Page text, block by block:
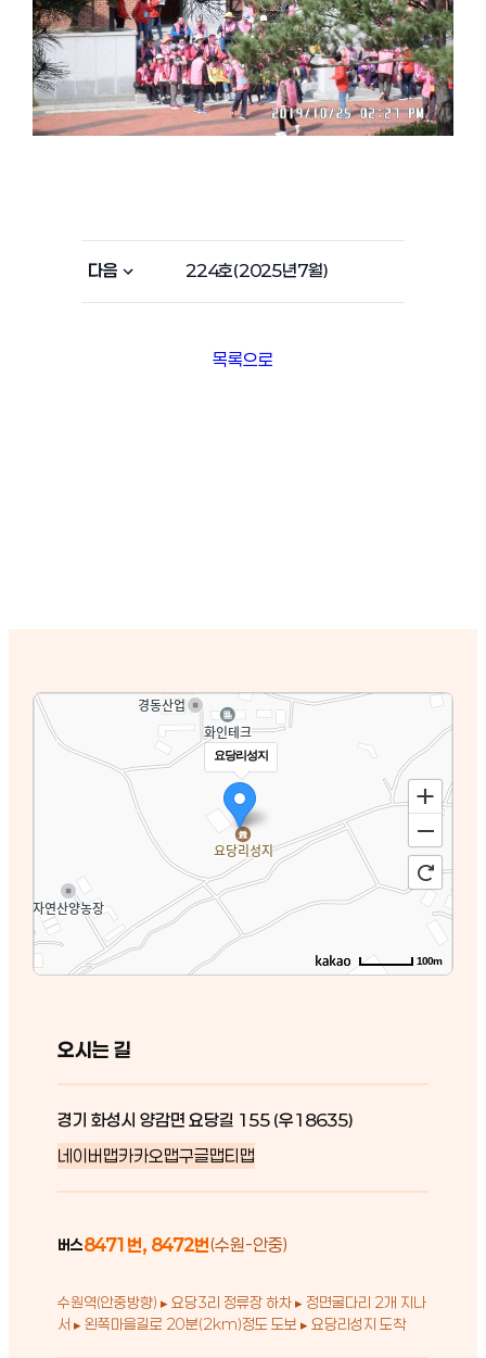
다음 224호(2025년7월)
목록으로
요당리성지
100m
오시는 길
경기 화성시 양감면 요당길 155 (우18635)
네이버맵카카오맵구글맵티맵
버스8471번, 8472번(수원-안중)
수원역(안중방향) ▸ 요당3리 정류장 하차 ▸ 정면굴다리 2개 지나
서 ▸ 왼쪽마을길로 20분(2km)정도 도보 ▸ 요당리성지 도착